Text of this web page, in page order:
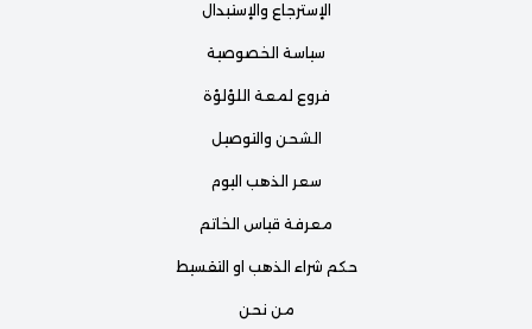
الإسترجاع والإستبدال
سياسة الخصوصية
فروع لمعة اللؤلؤة
الشحن والتوصيل
سعر الذهب اليوم
معرفة قياس الخاتم
حكم شراء الذهب او التقسيط
من نحن